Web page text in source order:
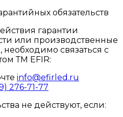
обязательств
гарантии
или производственные
связаться с
ТМ EFIR:
info@efirled.ru
276-71-77
не действуют, если: